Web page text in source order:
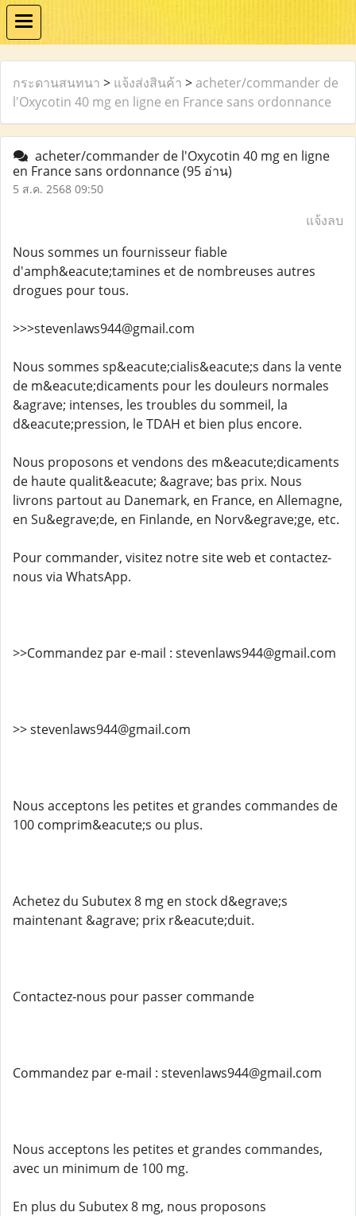
กระดานสนทนา > แจ้งส่งสินค้า > acheter/commander de
l'Oxycotin 40 mg en ligne en France sans ordonnance
acheter/commander de l'Oxycotin 40 mg en ligne
en France sans ordonnance(95 อ่าน)
5 ส.ค. 2568 09:50
แจ้งลบ
Nous sommes un fournisseur fiable
d'amph&eacute;tamines et de nombreuses autres
drogues pour tous.
>>>stevenlaws944@gmail.com
Nous sommes sp&eacute;cialis&eacute;s dans la vente
de m&eacute;dicaments pour les douleurs normales
&agrave; intenses, les troubles du sommeil, la
d&eacute;pression, le TDAH et bien plus encore.
Nous proposons et vendons des m&eacute;dicaments
de haute qualit&eacute; &agrave; bas prix. Nous
livrons partout au Danemark, en France, en Allemagne,
en Su&egrave;de, en Finlande, en Norv&egrave;ge, etc.
Pour commander, visitez notre site web et contactez-
nous via WhatsApp.
>>Commandez par e-mail : stevenlaws944@gmail.com
>> stevenlaws944@gmail.com
Nous acceptons les petites et grandes commandes de
100 comprim&eacute;s ou plus.
Achetez du Subutex 8 mg en stock d&egrave;s
maintenant &agrave; prix r&eacute;duit.
Contactez-nous pour passer commande
Commandez par e-mail : stevenlaws944@gmail.com
Nous acceptons les petites et grandes commandes,
avec un minimum de 100 mg.
En plus du Subutex 8 mg, nous proposons